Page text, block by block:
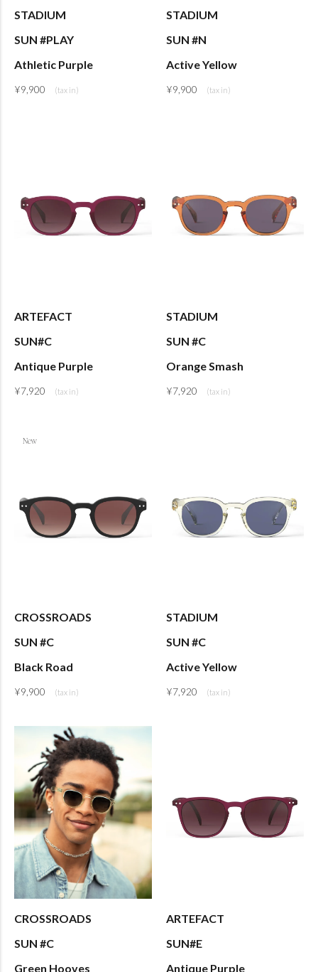
STADIUM
SUN #PLAY
Athletic Purple
¥9,900
STADIUM
SUN #N
Active Yellow
¥9,900
ARTEFACT
SUN#C
Antique Purple
¥7,920
STADIUM
SUN #C
Orange Smash
¥7,920
CROSSROADS
SUN #C
Black Road
¥9,900
STADIUM
SUN #C
Active Yellow
¥7,920
CROSSROADS
SUN #C
Green Hooves
ARTEFACT
SUN#E
Antique Purple